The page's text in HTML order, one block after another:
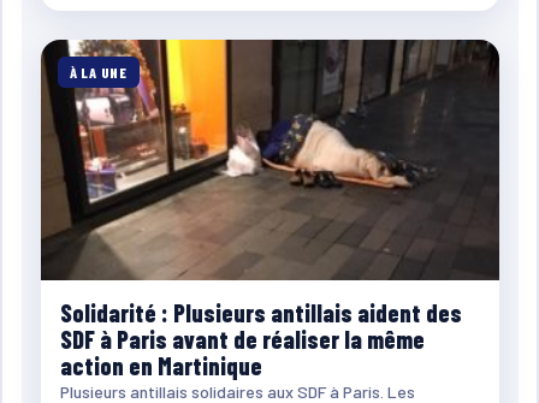
À LA UNE
Solidarité : Plusieurs antillais aident des
SDF à Paris avant de réaliser la même
action en Martinique
Plusieurs antillais solidaires aux SDF à Paris. Les